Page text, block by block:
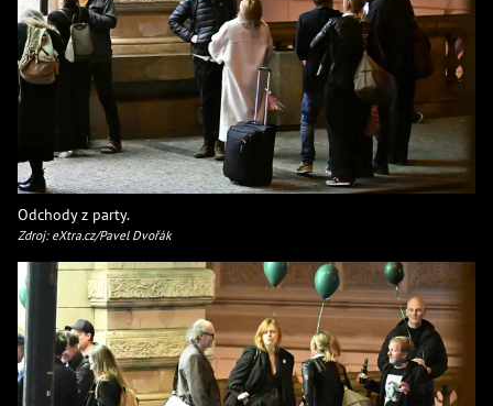
Odchody z party.
Zdroj: eXtra.cz/Pavel Dvořák